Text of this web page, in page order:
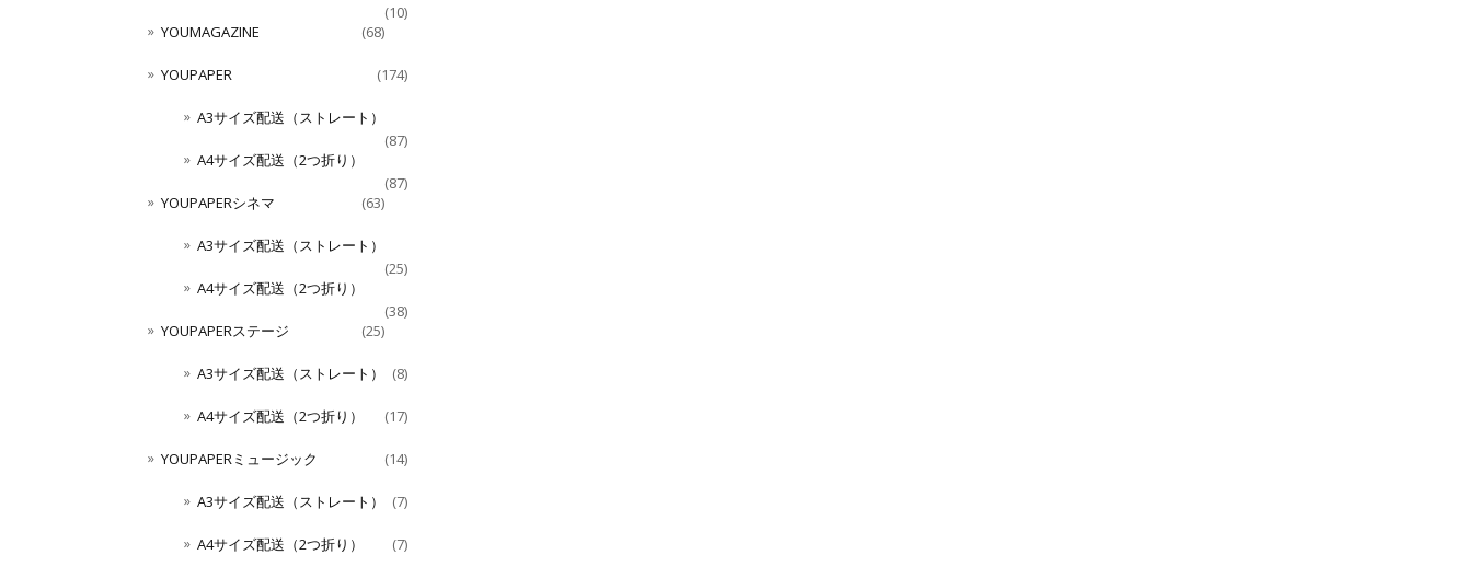
(10)
YOUMAGAZINE
(68)
YOUPAPER (174)
A3サイズ配送（ストレート）
(87)
A4サイズ配送（2つ折り）
(87)
YOUPAPERシネマ
(63)
A3サイズ配送（ストレート）
(25)
A4サイズ配送（2つ折り）
(38)
YOUPAPERステージ
(25)
A3サイズ配送（ストレート） (8)
A4サイズ配送（2つ折り） (17)
YOUPAPERミュージック (14)
A3サイズ配送（ストレート） (7)
A4サイズ配送（2つ折り） (7)